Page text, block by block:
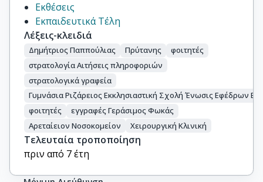
Εκθέσεις
Εκπαιδευτικά Τέλη
Λέξεις-κλειδιά
Δημήτριος Παππούλιας Πρύτανης
φοιτητές
στρατολογία Αιτήσεις πληροφοριών
στρατολογικά γραφεία
Γυμνάσια Ριζάρειος Εκκλησιαστική Σχολή Ένωσις Εφέδρων
φοιτητές
εγγραφές Γεράσιμος Φωκάς
Αρεταίειον Νοσοκομείον
Χειρουργική Κλινική
Τελευταία τροποποίηση
πριν από 7 έτη